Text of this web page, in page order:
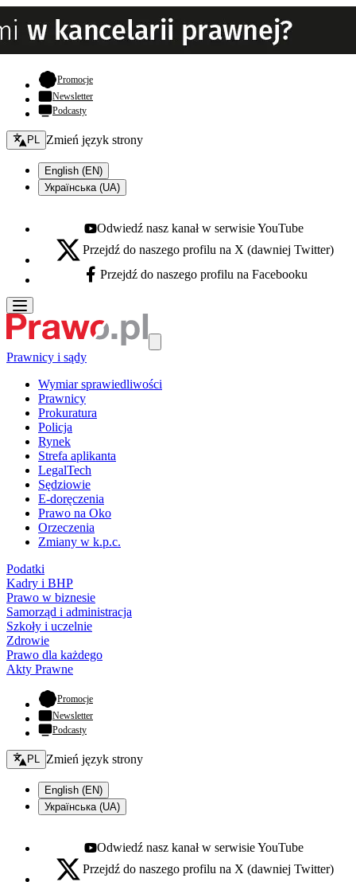
Promocje- otwiera się w nowej karcie
Newsletter
Podcasty
Zmień język - bieżący:
PL Zmień język strony
English (EN)
Українська (UA)
Youtube - otwiera się w nowej karcie
Odwiedź nasz kanał w serwisie YouTube
X - otwiera się w nowej karcie
Przejdź do naszego profilu na X (dawniej Twitter)
Facebook - otwiera się w nowej karcie
Przejdź do naszego profilu na Facebooku
Prawnicy i sądy
Wymiar sprawiedliwości
Prawnicy
Prokuratura
Policja
Rynek
Strefa aplikanta
LegalTech
Sędziowie
E-doręczenia
Prawo na Oko
Orzeczenia
Zmiany w k.p.c.
Podatki
Kadry i BHP
Prawo w biznesie
Samorząd i administracja
Szkoły i uczelnie
Zdrowie
Prawo dla każdego
Akty Prawne
Promocje- otwiera się w nowej karcie
Newsletter
Podcasty
Zmień język - bieżący:
PL Zmień język strony
English (EN)
Українська (UA)
Youtube - otwiera się w nowej karcie
Odwiedź nasz kanał w serwisie YouTube
X - otwiera się w nowej karcie
Przejdź do naszego profilu na X (dawniej Twitter)